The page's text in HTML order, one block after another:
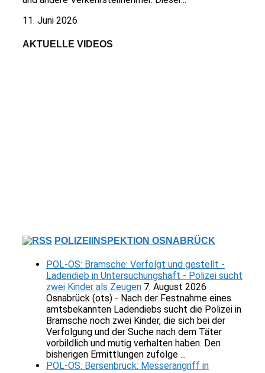
11. Juni 2026
AKTUELLE VIDEOS
POLIZEIINSPEKTION OSNABRÜCK
POL-OS: Bramsche: Verfolgt und gestellt -
Ladendieb in Untersuchungshaft - Polizei sucht
zwei Kinder als Zeugen 7. August 2026
Osnabrück (ots) - Nach der Festnahme eines
amtsbekannten Ladendiebs sucht die Polizei in
Bramsche noch zwei Kinder, die sich bei der
Verfolgung und der Suche nach dem Täter
vorbildlich und mutig verhalten haben. Den
bisherigen Ermittlungen zufolge ...
POL-OS: Bersenbrück: Messerangriff in